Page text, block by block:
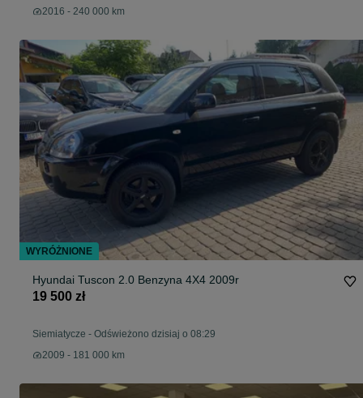
2016 - 240 000 km
Hyundai Tuscon 2.0 Benzyna 4X4 2009r
19 500 zł
Siemiatycze - Odświeżono dzisiaj o 08:29
2009 - 181 000 km
WYRÓŻNIONE